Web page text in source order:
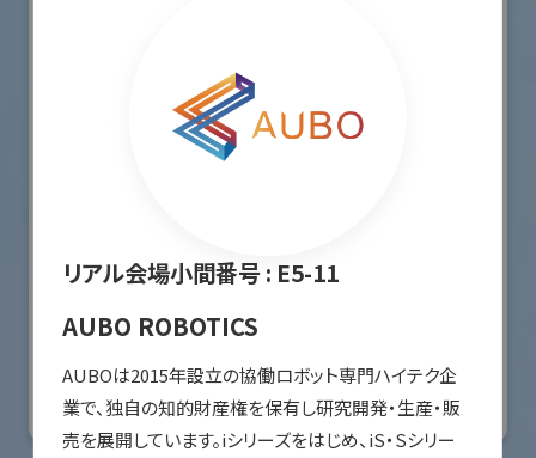
リアル会場小間番号 : E5-11
AUBO ROBOTICS
AUBOは2015年設立の協働ロボット専門ハイテク企
業で、独自の知的財産権を保有し研究開発・生産・販
売を展開しています。iシリーズをはじめ、iS・Sシリー
#スマートプロダクションロボット #要素技術
リアル会場小間番号 : W2-36